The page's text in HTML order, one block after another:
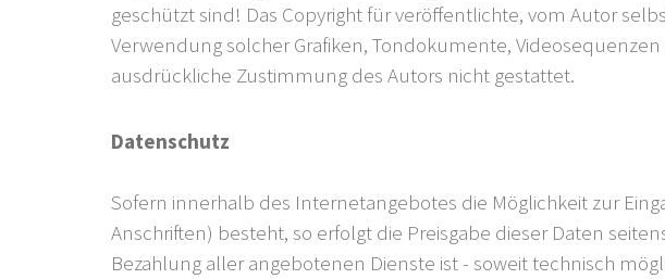
geschützt sind! Das Copyright für veröffentlichte, vom Autor
Verwendung solcher Grafiken, Tondokumente,
ausdrückliche Zustimmung des Autors nicht gestattet.
Datenschutz
Sofern innerhalb des Internetangebotes die Möglichkeit zur
Anschriften) besteht, so erfolgt die Preisgabe dieser Daten
Bezahlung aller angebotenen Dienste ist - soweit technisch